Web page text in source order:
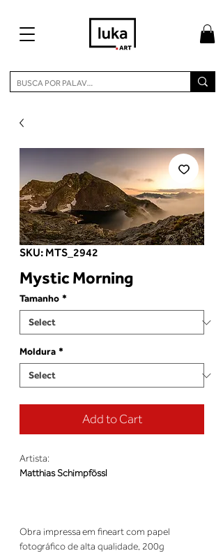
SKU: MTS_2942
Mystic Morning
Tamanho *
Moldura *
Add to Cart
Artista:
Matthias Schimpfössl
Obra impressa em fineart com papel
fotográfico de alta qualidade, 200g